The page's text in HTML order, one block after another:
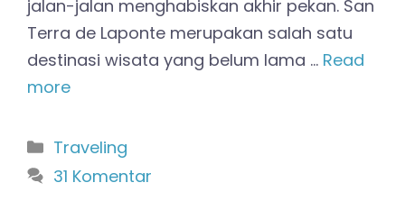
jalan-jalan menghabiskan akhir pekan. San
Terra de Laponte merupakan salah satu
destinasi wisata yang belum lama … Read
more
Kategori
Traveling
31 Komentar